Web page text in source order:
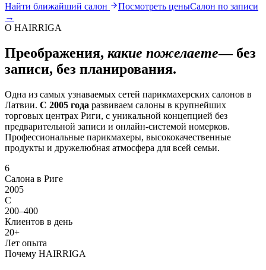
Найти ближайший салон
Посмотреть ценыСалон по записи
→
О HAIRRIGA
Преображения, какие пожелаете— без
записи, без планирования.
Одна из самых узнаваемых сетей парикмахерских салонов в
Латвии. С 2005 года развиваем салоны в крупнейших
торговых центрах Риги, с уникальной концепцией без
предварительной записи и онлайн-системой номерков.
Профессиональные парикмахеры, высококачественные
продукты и дружелюбная атмосфера для всей семьи.
6
Салона в Риге
2005
С
200–400
Клиентов в день
20+
Лет опыта
Почему HAIRRIGA